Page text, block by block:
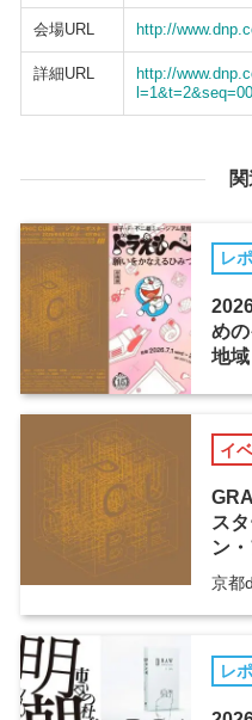
会場URL http://
詳細URL
http://
レ
め
地域
イ
ス
ン
京都
レ